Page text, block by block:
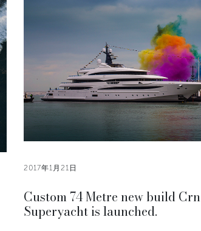
2017年1月21日
Custom 74 Metre new build Crn
Superyacht is launched.